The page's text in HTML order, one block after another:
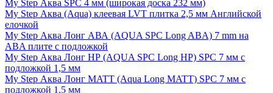
My Step Аква SPC 4 мм (широкая доска 232 мм)
My Step Аква (Aqua) клеевая LVT плитка 2,5 мм Английской
елочкой
My Step Аква Лонг АВА (AQUA SPC Long ABA) 7 mm на
ABA плите с подложкой
My Step Аква Лонг НР (AQUA SPC Long HP) SPC 7 мм с
подложкой 1,5 мм
My Step Аква Лонг MATT (Aqua Long MATT) SPC 7 мм с
подложкой 1,5 мм